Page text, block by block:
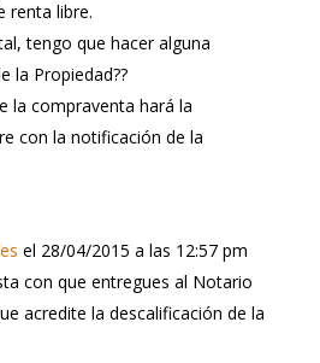
renta libre.
tengo que hacer alguna
la Propiedad??
la compraventa hará la
con la notificación de la
el 28/04/2015 a las 12:57 pm
con que entregues al Notario
acredite la descalificación de la